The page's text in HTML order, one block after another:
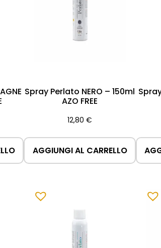
Spray Perlato NERO – 150ml
AZO FREE
12,80€
AGGIUNGI AL CARRELLO